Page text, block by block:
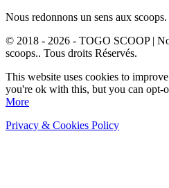
Nous redonnons un sens aux scoops.
© 2018 - 2026 - TOGO SCOOP |
scoops.. Tous droits Réservés.
This website uses cookies to
you're ok with this, but you can opt-
More
Privacy & Cookies Policy